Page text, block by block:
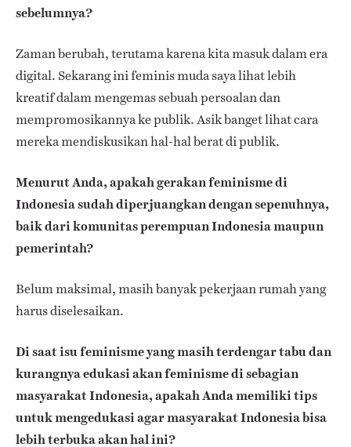
sebelumnya?
Zaman berubah, terutama karena kita masuk dalam era
digital. Sekarang ini feminis muda saya lihat lebih
kreatif dalam mengemas sebuah persoalan dan
mempromosikannya ke publik. Asik banget lihat cara
mereka mendiskusikan hal-hal berat di publik.
Menurut Anda, apakah gerakan feminisme di
Indonesia sudah diperjuangkan dengan sepenuhnya,
baik dari komunitas perempuan Indonesia maupun
pemerintah?
Belum maksimal, masih banyak pekerjaan rumah yang
harus diselesaikan.
Di saat isu feminisme yang masih terdengar tabu dan
kurangnya edukasi akan feminisme di sebagian
masyarakat Indonesia, apakah Anda memiliki tips
untuk mengedukasi agar masyarakat Indonesia bisa
lebih terbuka akan hal ini?